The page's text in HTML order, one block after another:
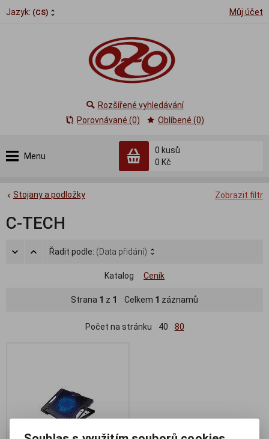
Jazyk: (CS) Můj účet
Menu
0 kusů
0 Kč
Rozšířené vyhledávání
Porovnávané (0)
Oblíbené (0)
Zobrazit filtr
Stojany a podložky
C-TECH
Řadit podle: (Data přidání)
Katalog Ceník
Strana 1 z 1 Celkem 1 záznamů
Počet na stránku 40 80